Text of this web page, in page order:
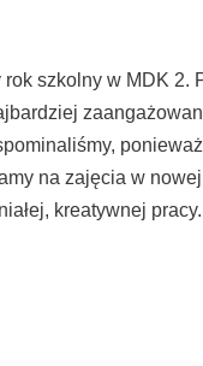
szkolny w MDK 2.
na zajęcia w
kreatywnej pracy.